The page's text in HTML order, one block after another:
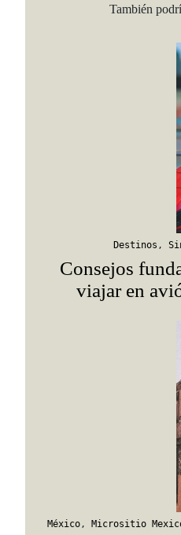
También
Destinos ,
Consejos
viajar en
México, Micrositio
Viaja con Travesías,
itinerarios, tips de
Suscribirme